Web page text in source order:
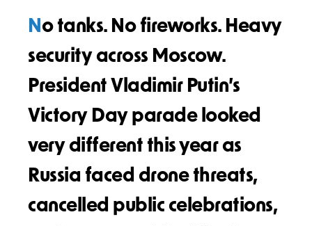
No tanks. No fireworks. Heavy
security across Moscow.
President Vladimir Putin’s
Victory Day parade looked
very different this year as
Russia faced drone threats,
cancelled public celebrations,